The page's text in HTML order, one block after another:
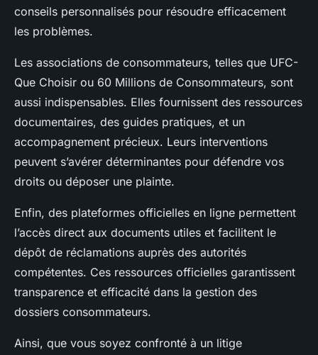
conseils personnalisés pour résoudre efficacement
les problèmes.
Les associations de consommateurs, telles que UFC-
Que Choisir ou 60 Millions de Consommateurs, sont
aussi indispensables. Elles fournissent des ressources
documentaires, des guides pratiques, et un
accompagnement précieux. Leurs interventions
peuvent s’avérer déterminantes pour défendre vos
droits ou déposer une plainte.
Enfin, des plateformes officielles en ligne permettent
l’accès direct aux documents utiles et facilitent le
dépôt de réclamations auprès des autorités
compétentes. Ces ressources officielles garantissent
transparence et efficacité dans la gestion des
dossiers consommateurs.
Ainsi, que vous soyez confronté à un litige